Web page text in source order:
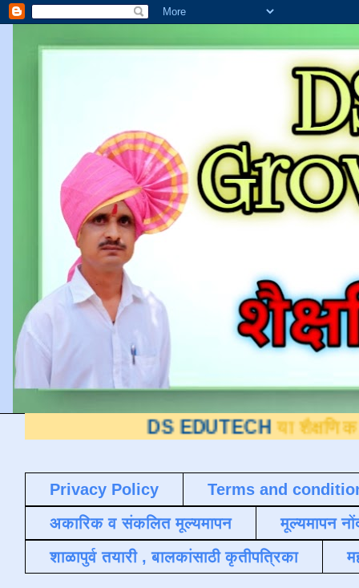
DS EDUTECH या शैक्षणिक ब्लॉगवर
Privacy Policy
Terms and
अकारिक व संकलित मूल्यमापन
मूल्यमापन
शाळापुर्व तयारी , बालकांसाठी कृतीपत्रिका